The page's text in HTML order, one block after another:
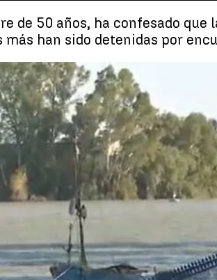
de 50 años, ha confesado
más han sido detenidas por
Encuentran el cadáver de una mujer